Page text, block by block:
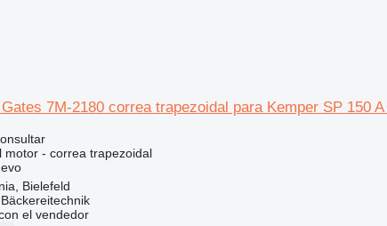
7M-2180 correa trapezoidal para Kemper SP 150
motor - correa trapezoidal
Bielefeld
el vendedor